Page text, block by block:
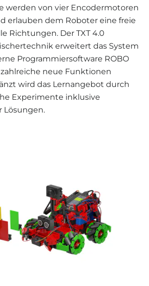
werden von vier Encodermotoren
erlauben dem Roboter eine freie
Richtungen. Der TXT 4.0
erweitert das System
Programmiersoftware ROBO
neue Funktionen
wird das Lernangebot durch
Experimente inklusive
Lösungen.